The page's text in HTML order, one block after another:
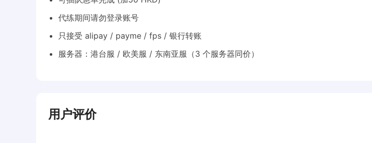
代练期间请勿登录账号
只接受 alipay / payme / fps / 银行转账
服务器：港台服 / 欧美服 / 东南亚服（3 个服务器同价）
用户评价